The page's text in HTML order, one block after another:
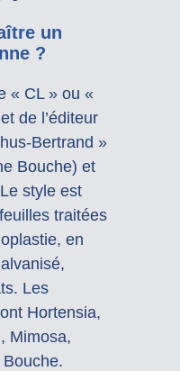
un
?
« CL » ou «
de l’éditeur
Bertrand »
Bouche) et
style est
traitées
en
Les
Hortensia,
Mimosa,